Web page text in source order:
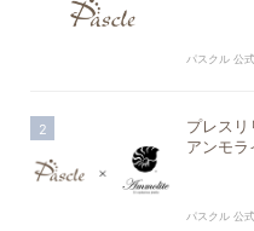
パスクル 公式
プレスリ
アンモ
パスクル 公式